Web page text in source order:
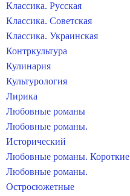
Классика. Русская
Классика. Советская
Классика. Украинская
Контркультура
Кулинария
Культурология
Лирика
Любовные романы
Любовные романы.
Исторический
Любовные романы. Короткие
Любовные романы.
Остросюжетные